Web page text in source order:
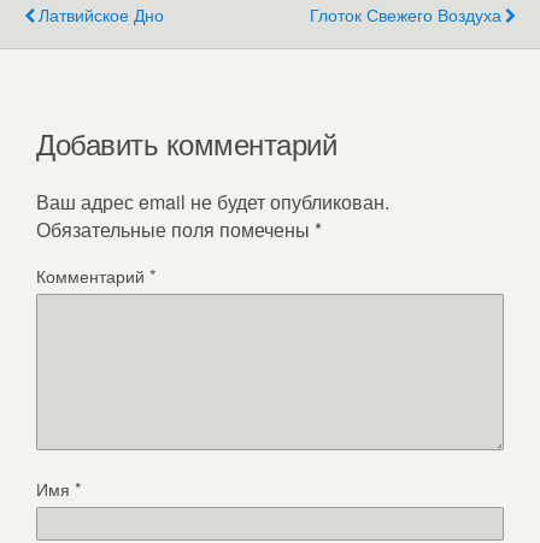
Латвийское Дно Глоток Свежего Воздуха
Добавить комментарий
Ваш адрес email не будет опубликован.
Обязательные поля помечены *
Комментарий *
Имя *